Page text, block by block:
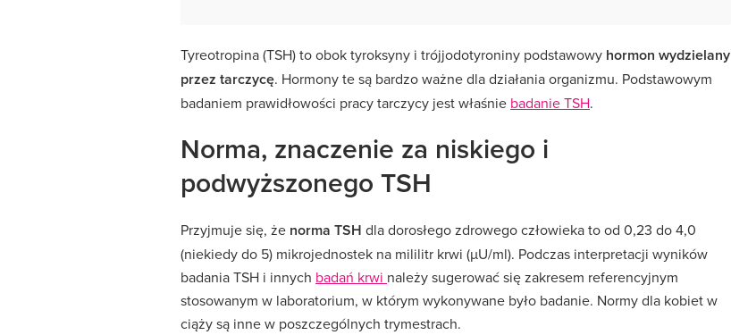
Tyreotropina (TSH) to obok tyroksyny i trójjodotyroniny podstawowy hormon wydzielany
przez tarczycę. Hormony te są bardzo ważne dla działania organizmu. Podstawowym
badaniem prawidłowości pracy tarczycy jest właśnie badanie TSH.
Norma, znaczenie za niskiego i
podwyższonego TSH
Przyjmuje się, że norma TSH dla dorosłego zdrowego człowieka to od 0,23 do 4,0
(niekiedy do 5) mikrojednostek na mililitr krwi (µU/ml). Podczas interpretacji wyników
badania TSH i innych badań krwi należy sugerować się zakresem referencyjnym
stosowanym w laboratorium, w którym wykonywane było badanie. Normy dla kobiet w
ciąży są inne w poszczególnych trymestrach.